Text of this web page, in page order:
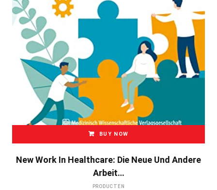
BUY NOW
New Work In Healthcare: Die Neue Und Andere
Arbeit…
PRODUCTEN